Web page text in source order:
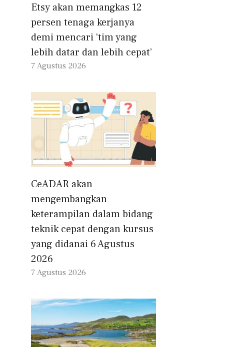
Etsy akan memangkas 12
persen tenaga kerjanya
demi mencari ‘tim yang
lebih datar dan lebih cepat’
7 Agustus 2026
CeADAR akan
mengembangkan
keterampilan dalam bidang
teknik cepat dengan kursus
yang didanai 6 Agustus
2026
7 Agustus 2026